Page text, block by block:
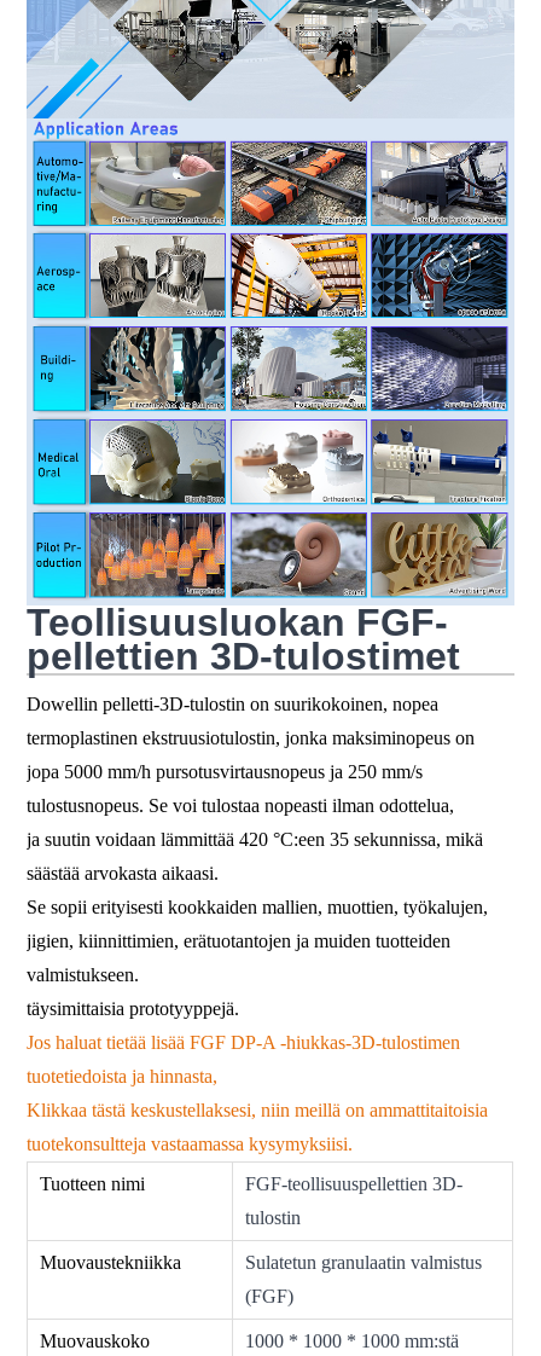
Teollisuusluokan FGF-
pellettien 3D-tulostimet
Dowellin pelletti-3D-tulostin on suurikokoinen, nopea
termoplastinen ekstruusiotulostin, jonka maksiminopeus on
jopa 5000 mm/h pursotusvirtausnopeus ja 250 mm/s
tulostusnopeus. Se voi tulostaa nopeasti ilman odottelua,
ja suutin voidaan lämmittää 420 °C:een 35 sekunnissa, mikä
säästää arvokasta aikaasi.
Se sopii erityisesti kookkaiden mallien, muottien, työkalujen,
jigien, kiinnittimien, erätuotantojen ja muiden tuotteiden
valmistukseen.
täysimittaisia ​​prototyyppejä.
Jos haluat tietää lisää FGF DP-A -hiukkas-3D-tulostimen
tuotetiedoista ja hinnasta,
Klikkaa tästä keskustellaksesi, niin meillä on ammattitaitoisia
tuotekonsultteja vastaamassa kysymyksiisi.
Tuotteen nimi
FGF-teollisuuspellettien 3D-
tulostin
Muovaustekniikka
Sulatetun granulaatin valmistus
(FGF)
Muovauskoko 1000 * 1000 * 1000 mm:stä